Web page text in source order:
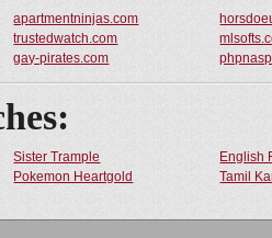
apartmentninjas.com
trustedwatch.com
gay-pirates.com
Sister Trample
English
Pokemon Heartgold Tamil